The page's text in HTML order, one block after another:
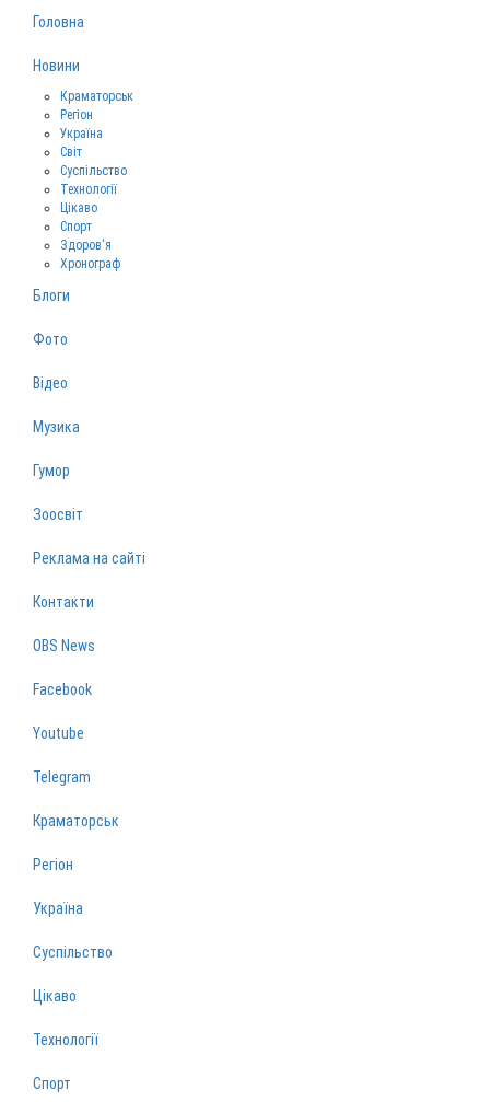
Головна
Новини
Краматорськ
Регіон
Україна
Світ
Суспільство
Технології
Цікаво
Спорт
Здоров‘я
Хронограф
Блоги
Фото
Відео
Музика
Гумор
Зоосвіт
Реклама на сайті
Контакти
OBS News
Facebook
Youtube
Telegram
Краматорськ
Регіон
Україна
Суспільство
Цікаво
Технології
Спорт